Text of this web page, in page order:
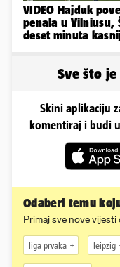
VIDEO Hajduk
penala u Vilniusu,
deset minuta
Sve što
Skini aplikaciju
komentiraj i budi
Odaberi temu
Primaj sve nove
liga prvaka leipzig